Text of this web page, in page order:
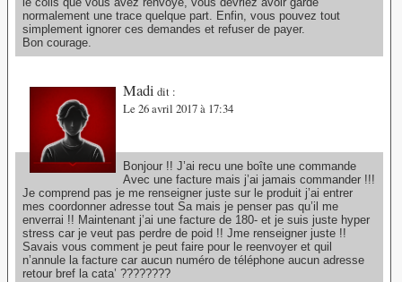
normalement une trace quelque part. Enfin, vous pouvez tout
simplement ignorer ces demandes et refuser de payer.
Bon courage.
Madi dit :
Le 26 avril 2017 à 17:34
Bonjour !! J’ai recu une boîte une commande
Avec une facture mais j’ai jamais commander !!!
Je comprend pas je me renseigner juste sur le produit j’ai entrer
mes coordonner adresse tout Sa mais je penser pas qu’il me
enverrai !! Maintenant j’ai une facture de 180- et je suis juste hyper
stress car je veut pas perdre de poid !! Jme renseigner juste !!
Savais vous comment je peut faire pour le reenvoyer et quil
n’annule la facture car aucun numéro de téléphone aucun adresse
retour bref la cata’ ????????